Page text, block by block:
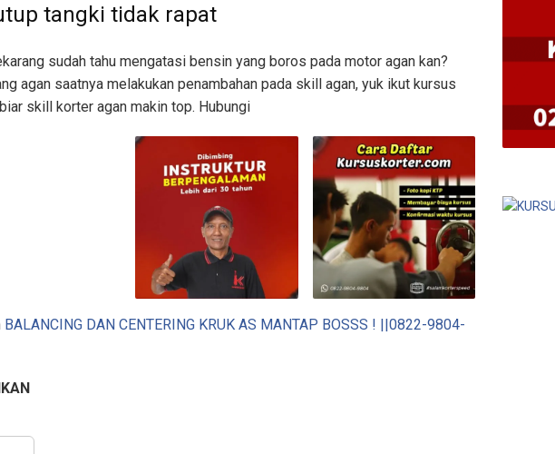
tangki tidak rapat
sudah tahu mengatasi bensin yang boros pada motor agan kan?
agan saatnya melakukan penambahan pada skill agan, yuk ikut kursus
skill korter agan makin top. Hubungi
BALANCING DAN CENTERING KRUK AS MANTAP BOSSS ! ||0822-9804-